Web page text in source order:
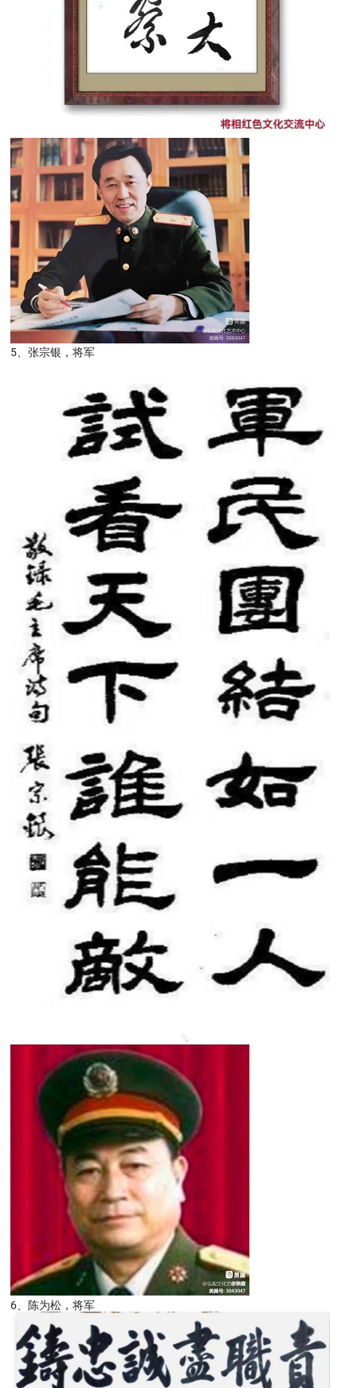
5、张宗银，将军
6、陈为松，将军